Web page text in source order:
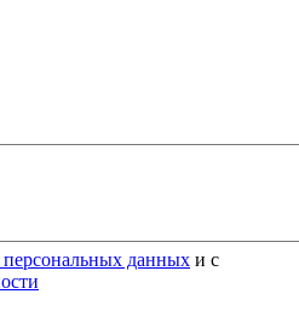
персональных данных и с